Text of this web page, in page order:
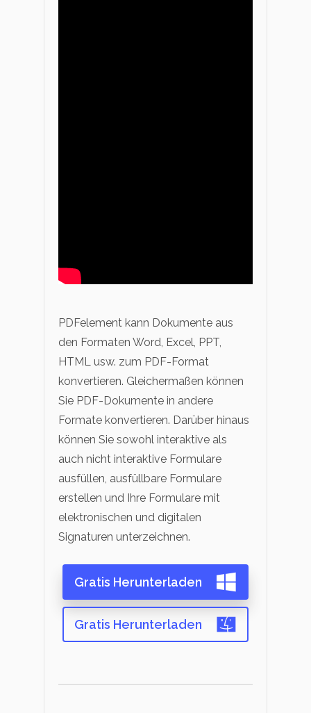
PDFelement kann Dokumente aus
den Formaten Word, Excel, PPT,
HTML usw. zum PDF-Format
konvertieren. Gleichermaßen können
Sie PDF-Dokumente in andere
Formate konvertieren. Darüber hinaus
können Sie sowohl interaktive als
auch nicht interaktive Formulare
ausfüllen, ausfüllbare Formulare
erstellen und Ihre Formulare mit
elektronischen und digitalen
Signaturen unterzeichnen.
Gratis Herunterladen
Gratis Herunterladen